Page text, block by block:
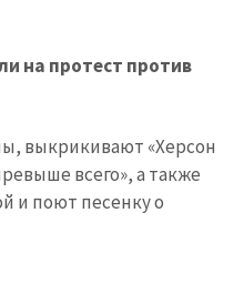
на протест против
выкрикивают «Херсон
всего», а также
и поют песенку о